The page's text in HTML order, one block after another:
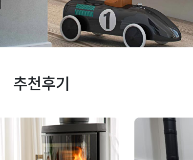
추천후기